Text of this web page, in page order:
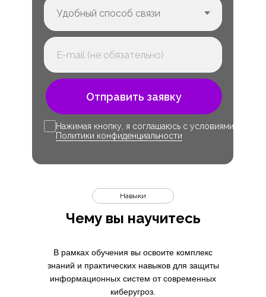
Отправить заявку
Нажимая кнопку, я соглашаюсь с условиями
Политики конфиденциальности
Чему вы научитесь
Навыки
В рамках обучения вы освоите комплекс
знаний и практических навыков для защиты
информационных систем от современных
киберугроз.